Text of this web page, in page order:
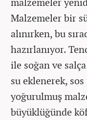
Malzemeler bir
alınırken, bu
hazırlanıyor.
ile soğan ve
su eklenerek,
yoğurulmuş
büyüklüğünde